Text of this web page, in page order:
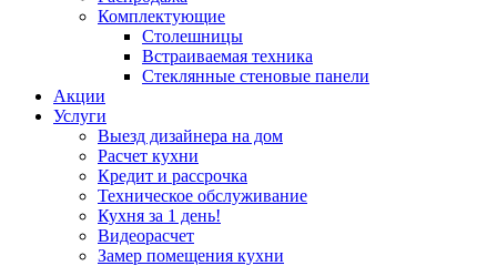
Комплектующие
Столешницы
Встраиваемая техника
Стеклянные стеновые панели
Акции
Услуги
Выезд дизайнера на дом
Расчет кухни
Кредит и рассрочка
Техническое обслуживание
Кухня за 1 день!
Видеорасчет
Замер помещения кухни